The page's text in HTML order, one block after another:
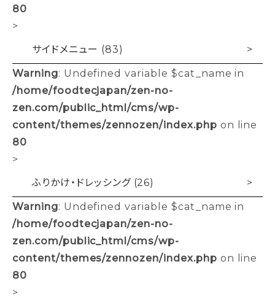
80
>
サイドメニュー (83)
Warning: Undefined variable $cat_name in
/home/foodtecjapan/zen-no-
zen.com/public_html/cms/wp-
content/themes/zennozen/index.php on line
80
>
ふりかけ・ドレッシング (26)
Warning: Undefined variable $cat_name in
/home/foodtecjapan/zen-no-
zen.com/public_html/cms/wp-
content/themes/zennozen/index.php on line
80
>